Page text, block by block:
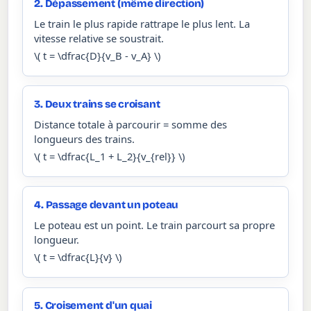
2. Dépassement (même direction)
Le train le plus rapide rattrape le plus lent. La
vitesse relative se soustrait.
\( t = \dfrac{D}{v_B - v_A} \)
3. Deux trains se croisant
Distance totale à parcourir = somme des
longueurs des trains.
\( t = \dfrac{L_1 + L_2}{v_{rel}} \)
4. Passage devant un poteau
Le poteau est un point. Le train parcourt sa propre
longueur.
\( t = \dfrac{L}{v} \)
5. Croisement d'un quai